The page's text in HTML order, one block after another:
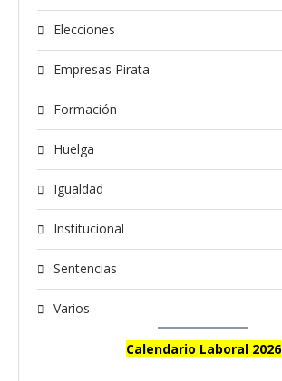
Elecciones
Empresas Pirata
Formación
Huelga
Igualdad
Institucional
Sentencias
Varios
Calendario Laboral 2026